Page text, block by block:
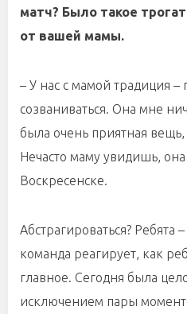
матч? Было такое
от вашей мамы.
– У нас с мамой традиция
созваниваться. Она мне
была очень приятная
Нечасто маму увидишь,
Воскресенске.
Абстрагироваться? Ребята
команда реагирует, как
главное. Сегодня была
исключением пары